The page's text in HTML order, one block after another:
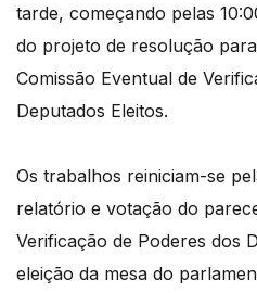
tarde, começando pelas
do projeto de resolução
Comissão Eventual de
Deputados Eleitos.
Os trabalhos reiniciam-se
relatório e votação do
Verificação de Poderes dos
eleição da mesa do